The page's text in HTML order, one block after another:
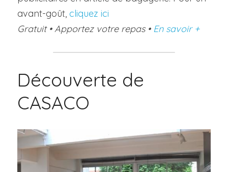
avant-goût, cliquez ici
Gratuit • Apportez votre repas • En savoir +
Découverte de
CASACO